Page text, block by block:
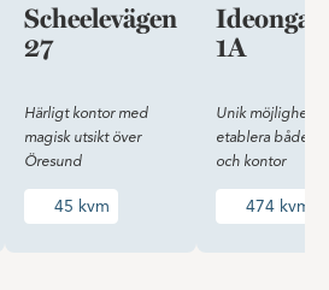
Scheelevägen
27
Härligt kontor med
magisk utsikt över
Öresund
45 kvm
1A
Unik möjlighet
etablera både
och kontor
474 kvm